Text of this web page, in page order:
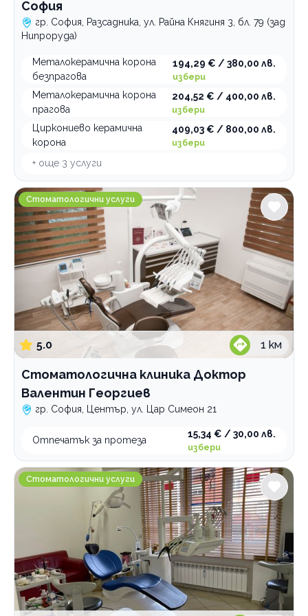
София
гр. София, Разсадника, ул. Райна Княгиня 3, бл. 79 (зад
Нипроруда)
Металокерамична корона
безпрагова
194,29 € / 380,00 лв.
избери
Металокерамична корона
прагова
204,52 € / 400,00 лв.
избери
Циркониево керамична
корона
409,03 € / 800,00 лв.
избери
+ още 3 услуги
Стоматологична клиника Доктор Валентин
Стоматологични услуги
5.0 1 км
Стоматологична клиника Доктор
Валентин Георгиев
гр. София, Център, ул. Цар Симеон 21
Отпечатък за протеза
15,34 € / 30,00 лв.
избери
Дентален и естетичен център Витал
Стоматологични услуги